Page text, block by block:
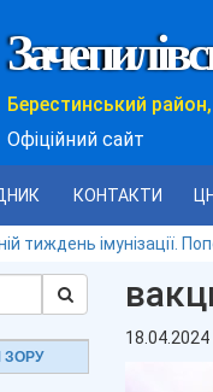
Берестинський
Офіційний сайт
КОНТАКТИ
тиждень імунізації.
18.04.2024